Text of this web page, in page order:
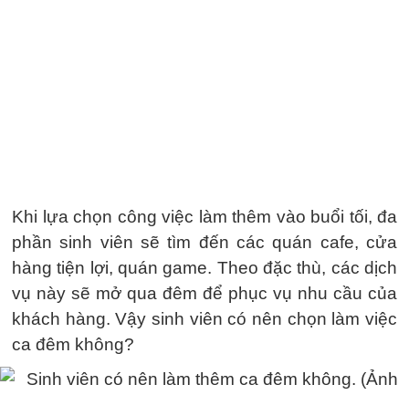
Khi lựa chọn công việc làm thêm vào buổi tối, đa
phần sinh viên sẽ tìm đến các quán cafe, cửa
hàng tiện lợi, quán game. Theo đặc thù, các dịch
vụ này sẽ mở qua đêm để phục vụ nhu cầu của
khách hàng. Vậy sinh viên có nên chọn làm việc
ca đêm không?